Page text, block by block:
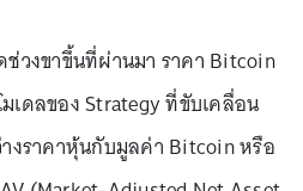
วงขาขึ้นที่ผ่านมา ราคา Bitcoin
เดลของ Strategy ที่ขับเคลื่อน
งราคาหุ้นกับมูลค่า Bitcoin หรือ